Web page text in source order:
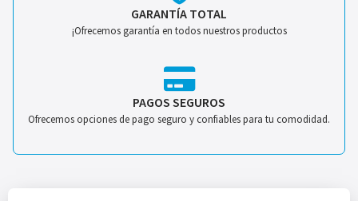
GARANTÍA TOTAL
¡Ofrecemos garantía en todos nuestros productos
PAGOS SEGUROS
Ofrecemos opciones de pago seguro y confiables para tu comodidad.